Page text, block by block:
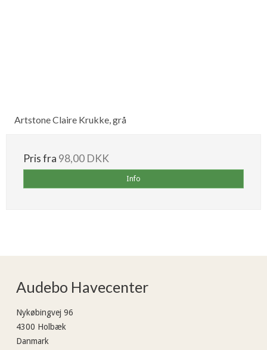
Artstone Claire Krukke, grå
Pris fra 98,00 DKK
Info
Audebo Havecenter
Nykøbingvej 96
4300 Holbæk
Danmark